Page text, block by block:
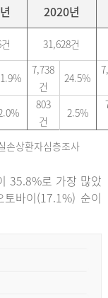
2020년
31,628건
7,738
건
24.5%
803
건
2.5%
손상환자심층조사
35.8%로 가장 많았
바이(17.1%) 순이